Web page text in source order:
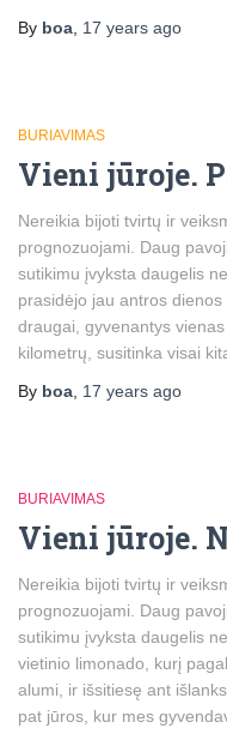
By boa 17 years ago
BURIAVIMAS
Vieni jūroje.
Nereikia bijoti tvirtų ir
prognozuojami. Daug
sutikimu įvyksta daugelis
prasidėjo jau antros
draugai, gyvenantys
kilometrų, susitinka visai
By boa 17 years ago
BURIAVIMAS
Vieni jūroje.
Nereikia bijoti tvirtų ir
prognozuojami. Daug
sutikimu įvyksta daugelis
vietinio limonado, kurį
alumi, ir išsitiesę ant
pat jūros, kur mes